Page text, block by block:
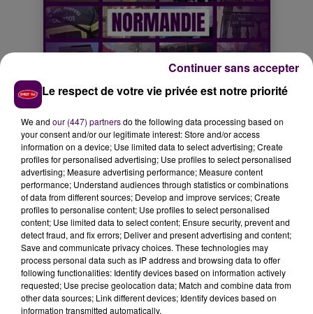
Le respect de votre vie privée est notre priorité
We and our (447) partnersdo the following data processing based on
your consent and/or our legitimate interest: Store and/or access
information on a device; Use limited data to select advertising; Create
profiles for personalised advertising; Use profiles to select personalised
advertising; Measure advertising performance; Measure content
performance; Understand audiences through statistics or combinations
of data from different sources; Develop and improve services; Create
profiles to personalise content; Use profiles to select personalised
content; Use limited data to select content; Ensure security, prevent and
detect fraud, and fix errors; Deliver and present advertising and content;
Save and communicate privacy choices. These technologies may
process personal data such as IP address and browsing data to offer
following functionalities: Identify devices based on information actively
requested; Use precise geolocation data; Match and combine data from
other data sources; Link different devices; Identify devices based on
information transmitted automatically.
Continuer sans accepter